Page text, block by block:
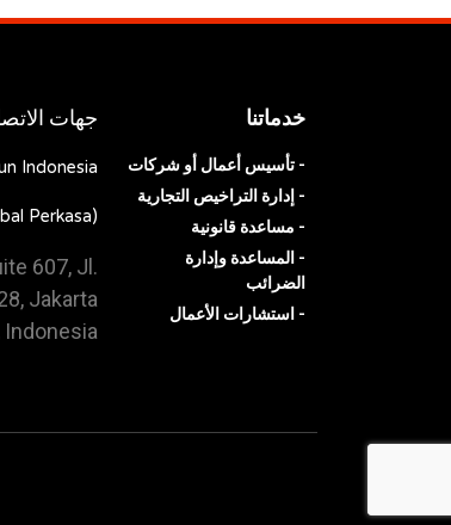
خدماتنا
- تأسيس أعمال أو شركات
- إدارة التراخيص التجارية
- مساعدة قانونية
- المساعدة وإدارة
الضرائب
- استشارات الأعمال
جهات
Indonesia
(PT Hibra Global Perkasa)
607, Jl.
Jakarta